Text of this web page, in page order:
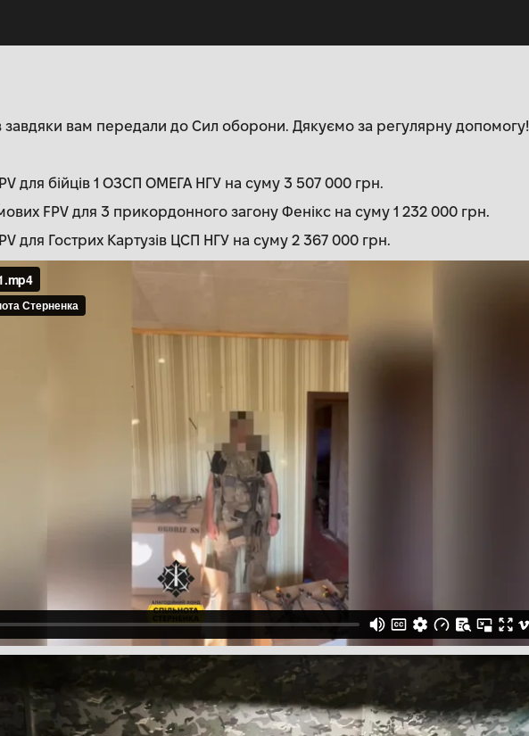
завдяки вам передали до Сил оборони. Дякуємо за регулярну допомогу!
для бійців 1 ОЗСП ОМЕГА НГУ на суму 3 507 000 грн.
FPV для 3 прикордонного загону Фенікс на суму 1 232 000 грн.
для Гострих Картузів ЦСП НГУ на суму 2 367 000 грн.